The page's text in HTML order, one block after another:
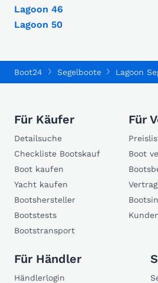
Lagoon 46
Lagoon 50
Boot24 Segelboote Lagoon
Für Käufer
Detailsuche
Checkliste Bootskauf
Boot kaufen
Yacht kaufen
Bootshersteller
Bootstests
Bootstransport
Für
Boot
Für Händler
Händlerlogin